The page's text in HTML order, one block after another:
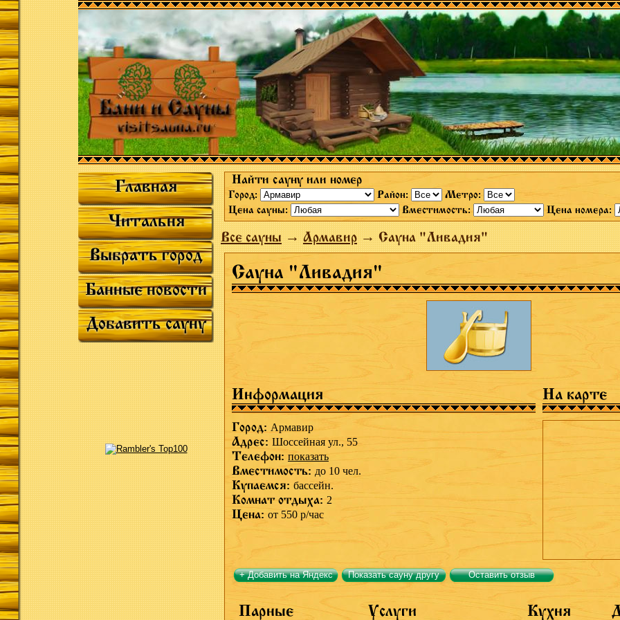
Главная
Читальня
Выбрать город
Банные новости
Добавить сауну
Найти сауну или номер
Город: Район:
Метро:
Цена сауны:
Вместимость: Цена номера:
Все сауны→Армавир→ Сауна "Ливадия"
Сауна "Ливадия"
Информация На карте
Город: Армавир
Адрес: Шоссейная ул., 55
Телефон: показать
Вместимость: до 10 чел.
Купаемся: бассейн.
Комнат отдыха: 2
Цена: от 550 р/час
+ Добавить на Яндекс Показать сауну другу Оставить отзыв
Парные Услуги Кухня